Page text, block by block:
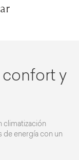
confort y
climatización
de energía con un